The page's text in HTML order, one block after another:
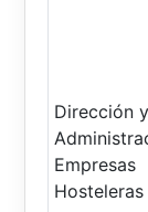
Dirección y
Empresas
Hosteleras